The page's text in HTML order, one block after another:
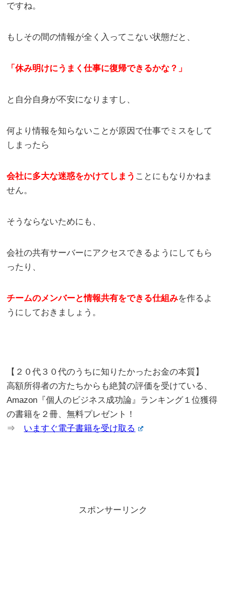
ですね。
もしその間の情報が全く入ってこない状態だと、
「休み明けにうまく仕事に復帰できるかな？」
と自分自身が不安になりますし、
何より情報を知らないことが原因で仕事でミスをして
しまったら
会社に多大な迷惑をかけてしまう ことにもなりかねま
せん。
そうならないためにも、
会社の共有サーバーにアクセスできるようにしてもら
ったり、
チームのメンバーと情報共有をできる仕組みを作るよ
うにしておきましょう。
【２０代３０代のうちに知りたかったお金の本質】
高額所得者の方たちからも絶賛の評価を受けている、
Amazon『個人のビジネス成功論』ランキング１位獲得
の書籍を２冊、無料プレゼント！
⇒ いますぐ電子書籍を受け取る
スポンサーリンク